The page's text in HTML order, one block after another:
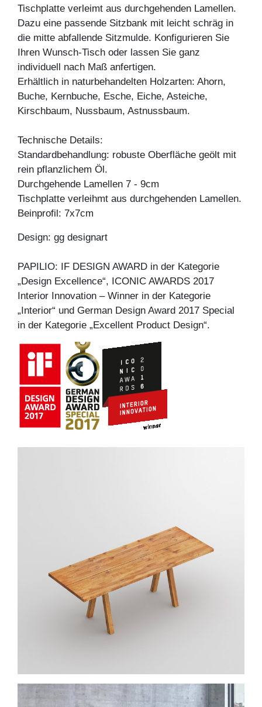
Tischplatte verleimt aus durchgehenden Lamellen.
Dazu eine passende Sitzbank mit leicht schräg in
die mitte abfallende Sitzmulde. Konfigurieren Sie
Ihren Wunsch-Tisch oder lassen Sie ganz
individuell nach Maß anfertigen.
Erhältlich in naturbehandelten Holzarten: Ahorn,
Buche, Kernbuche, Esche, Eiche, Asteiche,
Kirschbaum, Nussbaum, Astnussbaum.
Technische Details:
Standardbehandlung: robuste Oberfläche geölt mit
rein pflanzlichem Öl.
Durchgehende Lamellen 7 - 9cm
Tischplatte verleihmt aus durchgehenden Lamellen.
Beinprofil: 7x7cm
Design: gg designart
PAPILIO: IF DESIGN AWARD in der Kategorie
„Design Excellence“, ICONIC AWARDS 2017
Interior Innovation – Winner in der Kategorie
„Interior“ und German Design Award 2017 Special
in der Kategorie „Excellent Product Design“.